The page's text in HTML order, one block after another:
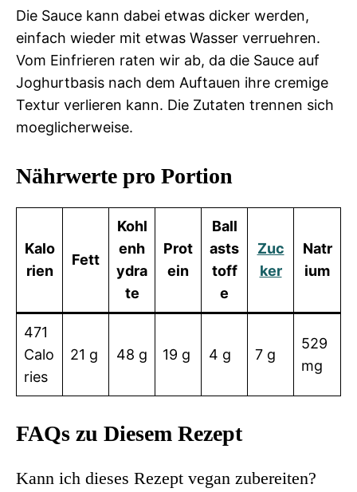
Die Sauce kann dabei etwas dicker werden,
einfach wieder mit etwas Wasser verruehren.
Vom Einfrieren raten wir ab, da die Sauce auf
Joghurtbasis nach dem Auftauen ihre cremige
Textur verlieren kann. Die Zutaten trennen sich
moeglicherweise.
Nährwerte pro Portion
Kalo
rien
Fett
Kohl
enh
ydra
te
Prot
ein
Ball
asts
toff
e
Zuc
ker
Natr
ium
471
Calo
ries
21 g 48 g 19 g 4 g 7 g
529
mg
FAQs zu Diesem Rezept
Kann ich dieses Rezept vegan zubereiten?